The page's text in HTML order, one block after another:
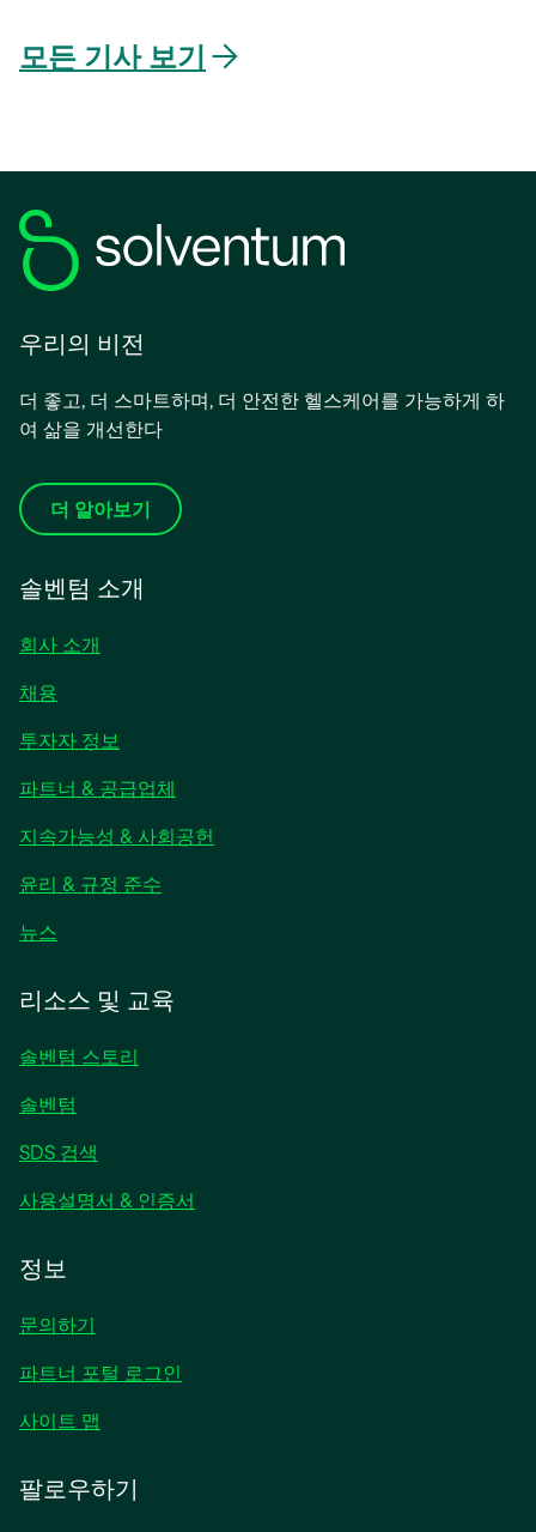
모든 기사 보기
우리의 비전
더 좋고, 더 스마트하며, 더 안전한 헬스케어를 가능하게 하
여 삶을 개선한다
더 알아보기
솔벤텀 소개
회사 소개
채용
투자자 정보
에
서
림
파트너 & 공급업체
지속가능성 & 사회공헌
윤리 & 규정 준수
뉴스
에
서
열
림
리소스 및 교육
솔벤텀 스토리
솔벤텀
SDS 검색
사용설명서 & 인증서
정보
문의하기
파트너 포털 로그인
사이트 맵
팔로우하기